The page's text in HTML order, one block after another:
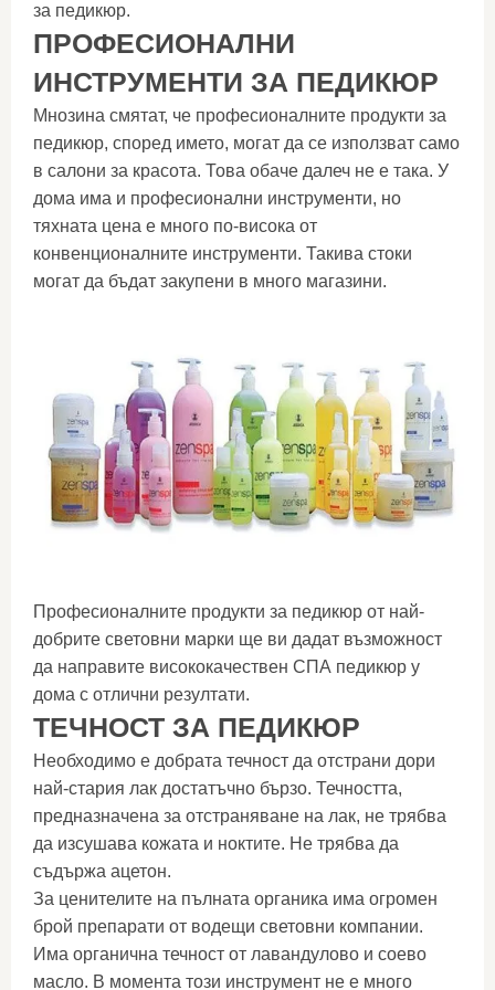
за педикюр.
ПРОФЕСИОНАЛНИ
ИНСТРУМЕНТИ ЗА ПЕДИКЮР
Мнозина смятат, че професионалните продукти за
педикюр, според името, могат да се използват само
в салони за красота. Това обаче далеч не е така. У
дома има и професионални инструменти, но
тяхната цена е много по-висока от
конвенционалните инструменти. Такива стоки
могат да бъдат закупени в много магазини.
Професионалните продукти за педикюр от най-
добрите световни марки ще ви дадат възможност
да направите висококачествен СПА педикюр у
дома с отлични резултати.
ТЕЧНОСТ ЗА ПЕДИКЮР
Необходимо е добрата течност да отстрани дори
най-стария лак достатъчно бързо. Течността,
предназначена за отстраняване на лак, не трябва
да изсушава кожата и ноктите. Не трябва да
съдържа ацетон.
За ценителите на пълната органика има огромен
брой препарати от водещи световни компании.
Има органична течност от лавандулово и соево
масло. В момента този инструмент не е много